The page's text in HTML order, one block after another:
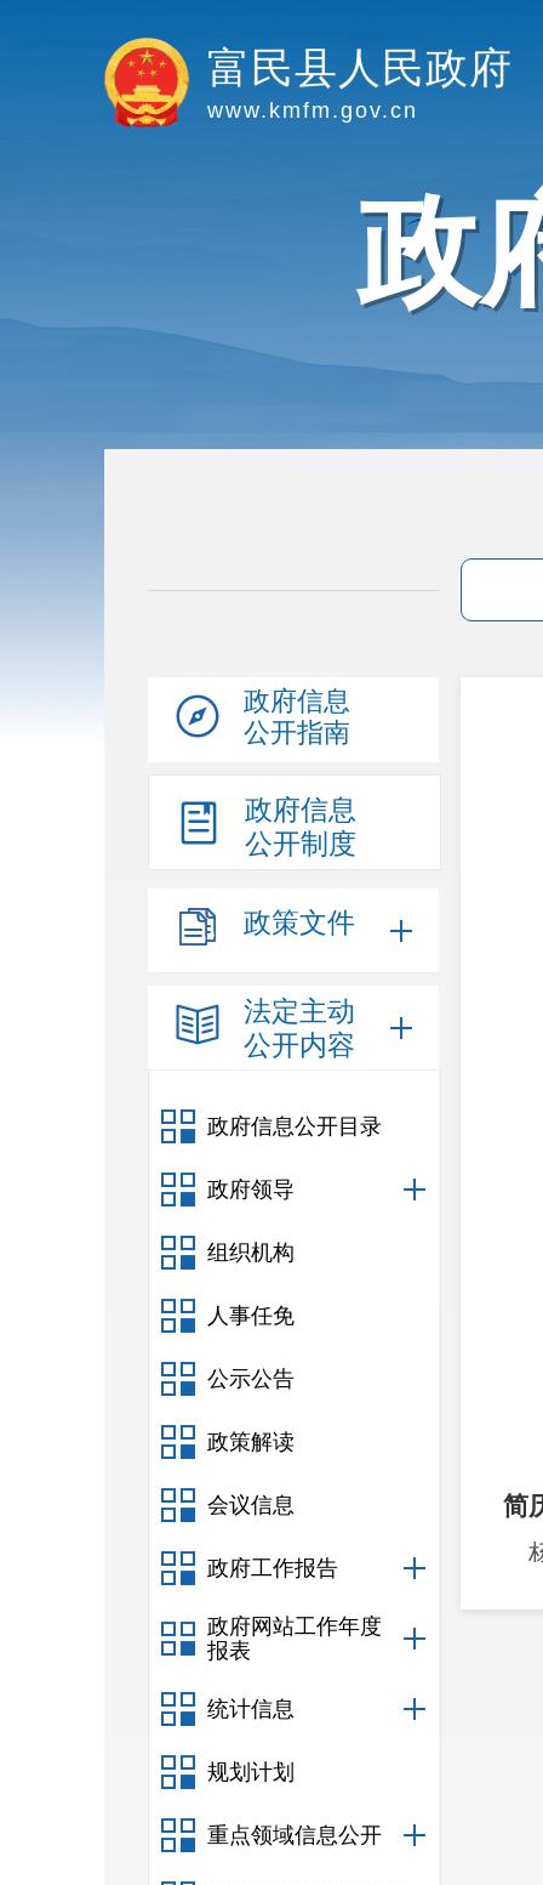
富民县人民政府
www.kmfm.gov.cn
政
政府信息
公开指南
政府信息
公开制度
政策文件
法定主动
公开内容
政府信息公开目录
政府领导
组织机构
人事任免
公示公告
政策解读
会议信息
政府工作报告
政府网站工作年度
报表
统计信息
规划计划
重点领域信息公开
简